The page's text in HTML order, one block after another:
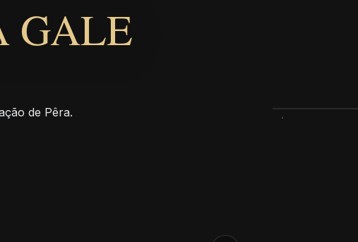
GALE
de Pêra.